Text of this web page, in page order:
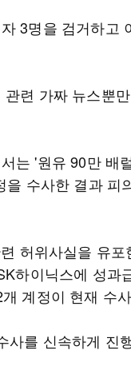
3명을 검거하고
련 가짜 뉴스뿐
는 '원유 90만 배
을 수사한 결과 피
허위사실을 유
하이닉스에 성과
계정이 현재 수
사를 신속하게 진